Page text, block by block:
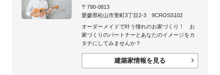
〒790-0813
愛媛県松山市萱町3丁目2-3 9CROSS102
オーダーメイドで叶う憧れのお家づくり！ お
家づくりのパートナーとあなたのイメージをカ
タチにしてみませんか？
建築家情報を見る